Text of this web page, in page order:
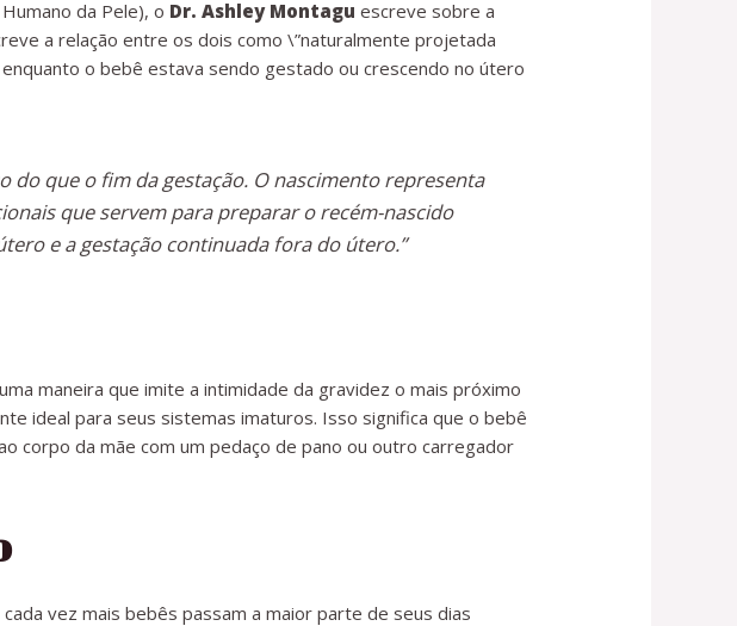
da Pele), o Dr. Ashley Montagu escreve sobre a
a relação entre os dois como \”naturalmente projetada
o bebê estava sendo gestado ou crescendo no útero
do que o fim da gestação. O nascimento representa
que servem para preparar o recém-nascido
e a gestação continuada fora do útero.”
maneira que imite a intimidade da gravidez o mais próximo
ideal para seus sistemas imaturos. Isso significa que o bebê
corpo da mãe com um pedaço de pano ou outro carregador
vez mais bebês passam a maior parte de seus dias